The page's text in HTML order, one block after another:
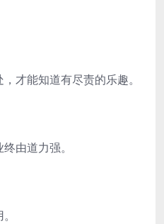
才能知道有尽责的乐趣。
由道力强。